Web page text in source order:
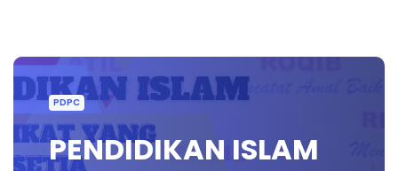
PDPC
PENDIDIKAN ISLAM